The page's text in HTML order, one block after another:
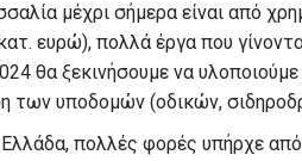
μέχρι σήμερα είναι από
ευρώ), πολλά έργα που
θα ξεκινήσουμε να
των υποδομών (οδικών,
Ελλάδα, πολλές φορές υπήρχε